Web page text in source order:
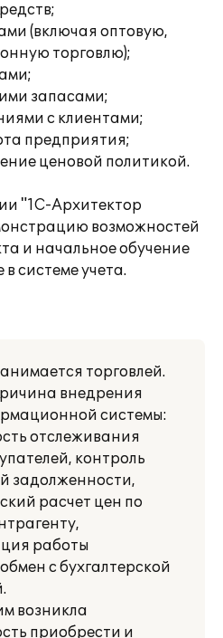
(включая оптовую,
торговлю);
запасами;
с клиентами;
предприятия;
ценовой политикой.
"1С-Архитектор
возможностей
и начальное обучение
системе учета.
торговлей.
внедрения
системы:
отслеживания
контроль
задолженности,
расчет цен по
работы
с бухгалтерской
возникла
приобрести и